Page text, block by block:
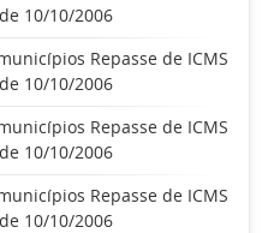
10/10/2006
Repasse de ICMS
10/10/2006
Repasse de ICMS
10/10/2006
Repasse de ICMS
10/10/2006